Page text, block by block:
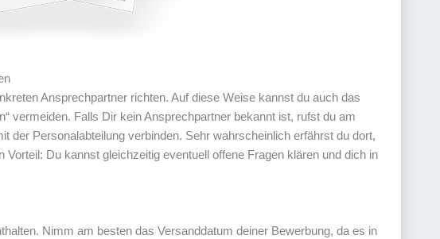
Ansprechpartner richten. Auf diese Weise kannst du auch das
vermeiden. Falls Dir kein Ansprechpartner bekannt ist, rufst du am
der Personalabteilung verbinden. Sehr wahrscheinlich erfährst du dort,
Du kannst gleichzeitig eventuell offene Fragen klären und dich in
Nimm am besten das Versanddatum deiner Bewerbung, da es in